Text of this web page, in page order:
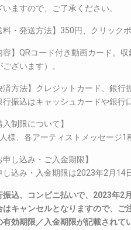
いますので、ご了承ください。
料・発送方法】350円、クリック
容】QRコード付き動画カード。
ございます）。
済方法】クレジットカード、銀行
振込はキャッシュカードや銀行
入制限について】
様、各アーティストメッセージ1
申し込み・ご入金期限】
し込み・入金期限は2023年2月14
振込、コンビニ払いで、2023年2
はキャンセルとなりますので、ご
有効期限／入金期限が記載されて